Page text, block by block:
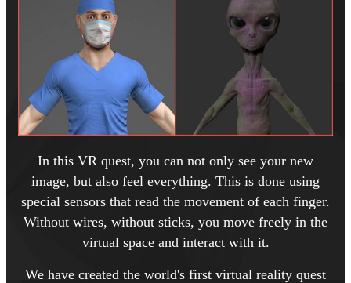
In this VR quest, you can not only see your new
image, but also feel everything. This is done using
special sensors that read the movement of each finger.
Without wires, without sticks, you move freely in the
virtual space and interact with it.
We have created the world's first virtual reality quest